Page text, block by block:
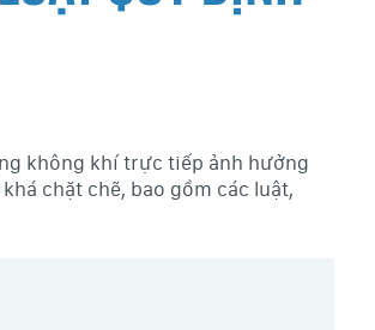
không khí trực tiếp ảnh hưởng
chặt chẽ, bao gồm các luật,